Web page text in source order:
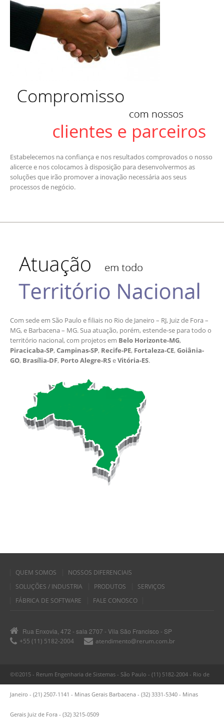
Estabelecemos na confiança e nos resultados comprovados o nosso
alicerce e nos colocamos à disposição para desenvolvermos as
soluções que irão promover a inovação necessária aos seus
processos de negócio.
Com sede em São Paulo e filiais no Rio de Janeiro – RJ, Juiz de Fora –
MG, e Barbacena – MG. Sua atuação, porém, estende-se para todo o
território nacional, com projetos em Belo Horizonte-MG,
Piracicaba-SP,Campinas-SP, Recife-PE, Fortaleza-CE,Goiânia-
GO, Brasília-DF, Porto Alegre-RSeVitória-ES.
QUEM SOMOS
NOSSOS DIFERENCIAIS
SOLUÇÕES / INDUSTRIA
PRODUTOS
SERVIÇOS
FÁBRICA DE SOFTWARE
FALE CONOSCO
Rua Enxovia, 472 - sala 2707 - Vila São Francisco - SP
+55 (11) 5182-2004
atendimento@rerum.com.br
©©2015 - Rerum Engenharia de Sistemas - São Paulo - (11) 5182-2004 - Rio de
Janeiro - (21) 2507-1141 - Minas Gerais Barbacena - (32) 3331-5340 - Minas
Gerais Juiz de Fora - (32) 3215-0509